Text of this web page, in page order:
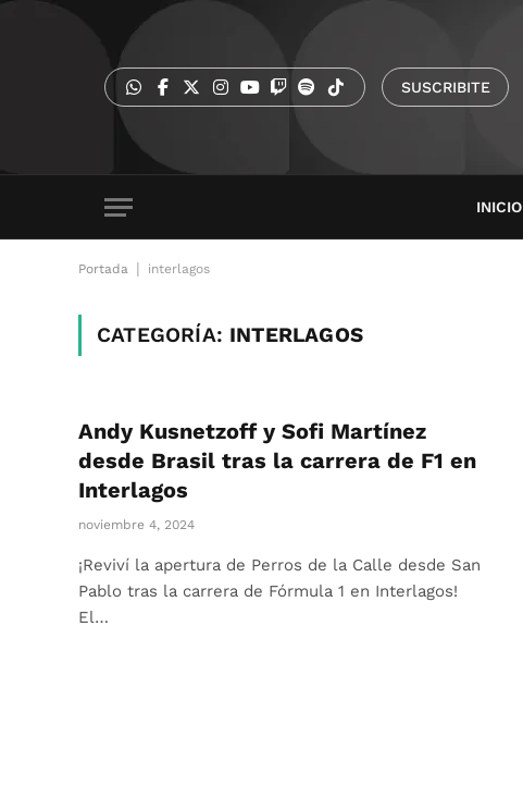
SUSCRIBITE
INICIO
Portada interlagos
CATEGORÍA: INTERLAGOS
Andy Kusnetzoff y Sofi Martínez
desde Brasil tras la carrera de F1 en
Interlagos
noviembre 4, 2024
¡Reviví la apertura de Perros de la Calle desde San
Pablo tras la carrera de Fórmula 1 en Interlagos!
El…